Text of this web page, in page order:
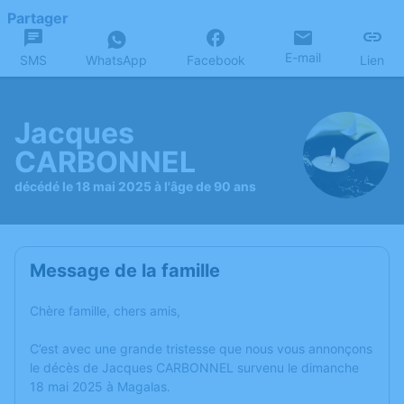
Partager
SMS WhatsApp Facebook E-mail Lien
Jacques
CARBONNEL
décédé le 18 mai 2025 à l'âge de 90 ans
Message de la famille
Chère famille, chers amis,
C’est avec une grande tristesse que nous vous annonçons
le décès de Jacques CARBONNEL survenu le dimanche
18 mai 2025 à Magalas.